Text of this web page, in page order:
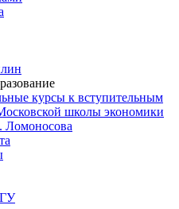
курсы к вступительным
школы экономики